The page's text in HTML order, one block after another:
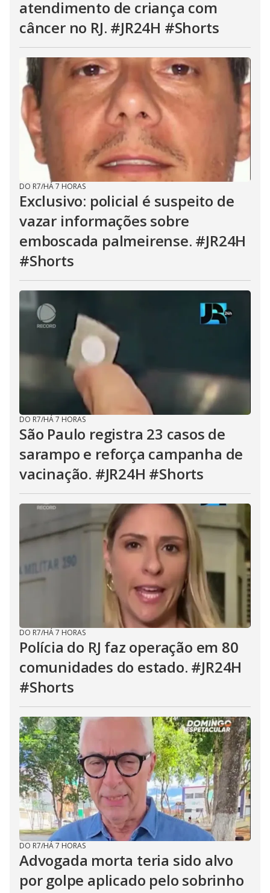
atendimento de criança com
câncer no RJ. #JR24H #Shorts
DO R7/HÁ 7 HORAS
Exclusivo: policial é suspeito de
vazar informações sobre
emboscada palmeirense. #JR24H
#Shorts
DO R7/HÁ 7 HORAS
São Paulo registra 23 casos de
sarampo e reforça campanha de
vacinação. #JR24H #Shorts
DO R7/HÁ 7 HORAS
Polícia do RJ faz operação em 80
comunidades do estado. #JR24H
#Shorts
DO R7/HÁ 7 HORAS
Advogada morta teria sido alvo
por golpe aplicado pelo sobrinho